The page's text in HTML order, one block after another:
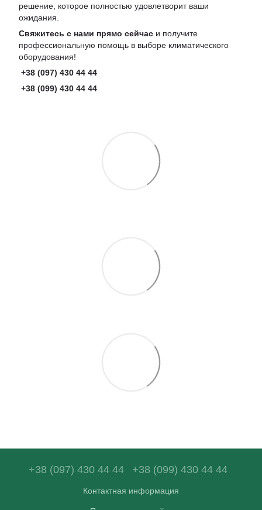
решение, которое полностью удовлетворит ваши
ожидания.
Свяжитесь с нами прямо сейчас и получите
профессиональную помощь в выборе климатического
оборудования!
+38 (097) 430 44 44
+38 (099) 430 44 44
+38 (097) 430 44 44 +38 (099) 430 44 44
Контактная информация